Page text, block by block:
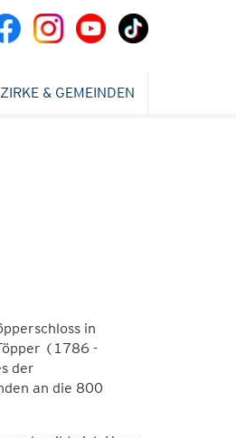
& GEMEINDEN
in
(1786 -
der
an die 800